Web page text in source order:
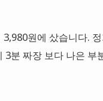
원에 샀습니다.
분 짜장 보다 나은 부